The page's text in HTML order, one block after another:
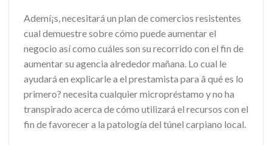
Ademí¡s, necesitará un plan de comercios resistentes
cual demuestre sobre cómo puede aumentar el
negocio así­ como cuáles son su recorrido con el fin de
aumentar su agencia alrededor mañana. Lo cual le
ayudará en explicarle a el prestamista para â qué es lo
primero? necesita cualquier micropréstamo y no ha
transpirado acerca de cómo utilizará el recursos con el
fin de favorecer a la patologí­a del túnel carpiano local.